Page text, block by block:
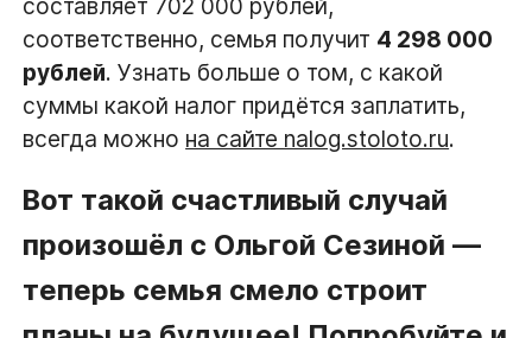
составляет 702 000 рублей,
соответственно, семья получит 4 298 000
рублей. Узнать больше о том, с какой
суммы какой налог придётся заплатить,
всегда можно на сайте nalog.stoloto.ru.
Вот такой счастливый случай
произошёл с Ольгой Сезиной —
теперь семья смело строит